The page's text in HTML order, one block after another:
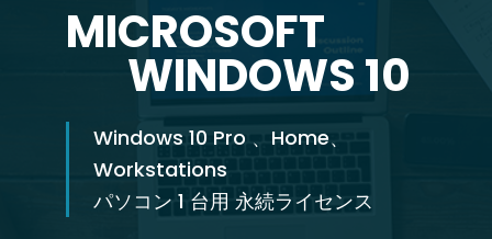
MICROSOFT
WINDOWS 10
Windows 10 Pro 、Home、
Workstations
パソコン 1 台用 永続ライセンス